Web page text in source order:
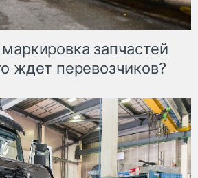
запчастей
ждет перевозчиков?